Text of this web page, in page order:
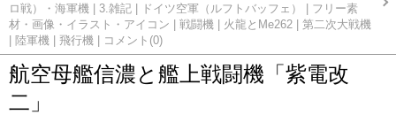
ロ戦）・海軍機
3.雑記 ドイツ空軍（ルフトバッフェ）
フリー素
材・画像・イラスト・アイコン
戦闘機 火龍とMe262
第二次大戦機
陸軍機
飛行機 コメント(0)
航空母艦信濃と艦上戦闘機「紫電改
二」